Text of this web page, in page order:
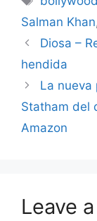
Salman Khan
Diosa –
hendida
La nueva
Statham del
Amazon
Leave